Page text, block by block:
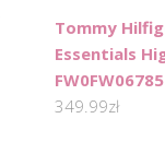
Tommy
Essentials
349.99zł